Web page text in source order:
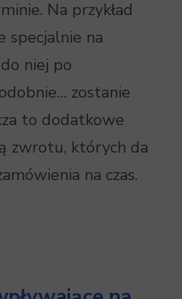
Na przykład
specjalnie na
niej po
zostanie
to dodatkowe
zwrotu, których da
na czas.